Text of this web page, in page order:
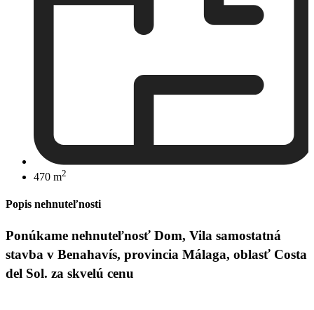
470 m2
Popis nehnuteľnosti
Ponúkame nehnuteľnosť Dom, Vila samostatná
stavba v Benahavís, provincia Málaga, oblasť Costa
del Sol. za skvelú cenu